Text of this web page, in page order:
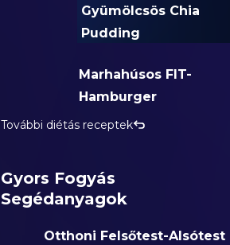
Gyümölcsös Chia
Pudding
Marhahúsos FIT-
Hamburger
További diétás receptek
Gyors Fogyás
Segédanyagok
Otthoni Felsőtest-Alsótest